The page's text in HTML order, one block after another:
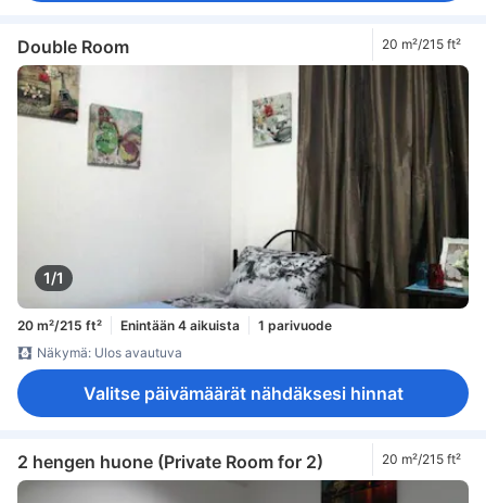
Double Room 20 m²/215 ft²
1/1
20 m²/215 ft² Enintään 4 aikuista
1 parivuode
Näkymä: Ulos avautuva
Valitse päivämäärät nähdäksesi hinnat
2 hengen huone (Private Room for 2) 20 m²/215 ft²